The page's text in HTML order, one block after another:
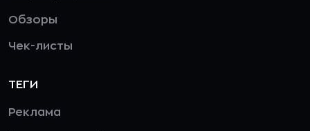
Обзоры
Чек-листы
ТЕГИ
Реклама